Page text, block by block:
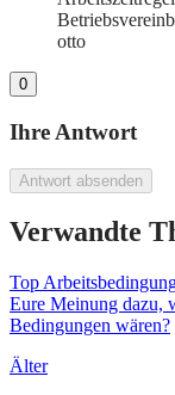
otto
0
Ihre Antwort
Antwort absenden
Verwandte
Top
Eure Meinung dazu,
Bedingungen wären?
Älter